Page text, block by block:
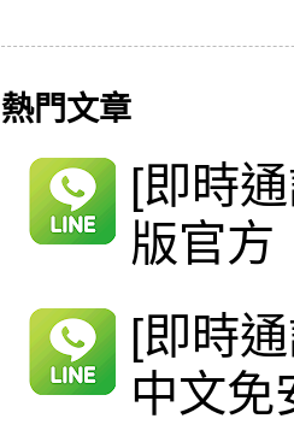
熱門文章
[即時
版官方
[即時
中文免